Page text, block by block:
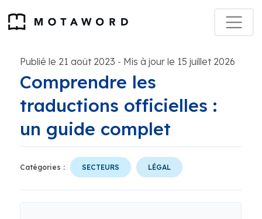
Publié le 21 août 2023 - Mis à jour le 15 juillet 2026
Comprendre les
traductions officielles :
un guide complet
Catégories : SECTEURS LÉGAL